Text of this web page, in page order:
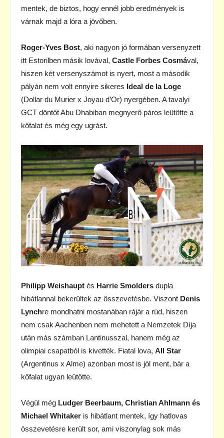
mentek, de biztos, hogy ennél jobb eredmények is
várnak majd a lóra a jövőben.
Roger-Yves Bost, aki nagyon jó formában versenyzett
itt Estorilben másik lovával, Castle Forbes Cosmával,
hiszen két versenyszámot is nyert, most a második
pályán nem volt ennyire sikeres Ideal de la Loge
(Dollar du Murier x Joyau d’Or) nyergében. A tavalyi
GCT döntőt Abu Dhabiban megnyerő páros leütötte a
kőfalat és még egy ugrást.
Philipp Weishaupt és Harrie Smolders dupla
hibátlannal bekerültek az összevetésbe. Viszont Denis
Lynchre mondhatni mostanában rájár a rúd, hiszen
nem csak Aachenben nem mehetett a Nemzetek Díja
után más számban Lantinusszal, hanem még az
olimpiai csapatból is kivették. Fiatal lova, All Star
(Argentinus x Alme) azonban most is jól ment, bár a
kőfalat ugyan leütötte.
Végül még Ludger Beerbaum, Christian Ahlmann és
Michael Whitaker is hibátlant mentek, így hatlovas
összevetésre került sor, ami viszonylag sok más